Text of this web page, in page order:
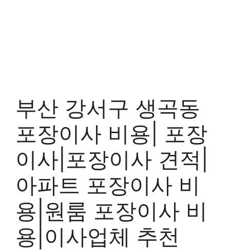
부산 강서구 생곡동
포장이사 비용| 포장
이사|포장이사 견적|
아파트 포장이사 비
용|원룸 포장이사 비
용|이사업체 추천